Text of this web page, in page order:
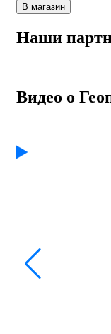
В магазин
Наши
Видео о